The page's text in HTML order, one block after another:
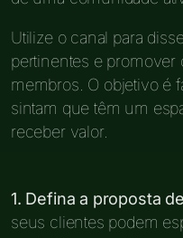
Utilize o canal para
pertinentes e promover
membros. O objetivo é
sintam que têm um
receber valor.
1. Defina a proposta
seus clientes podem